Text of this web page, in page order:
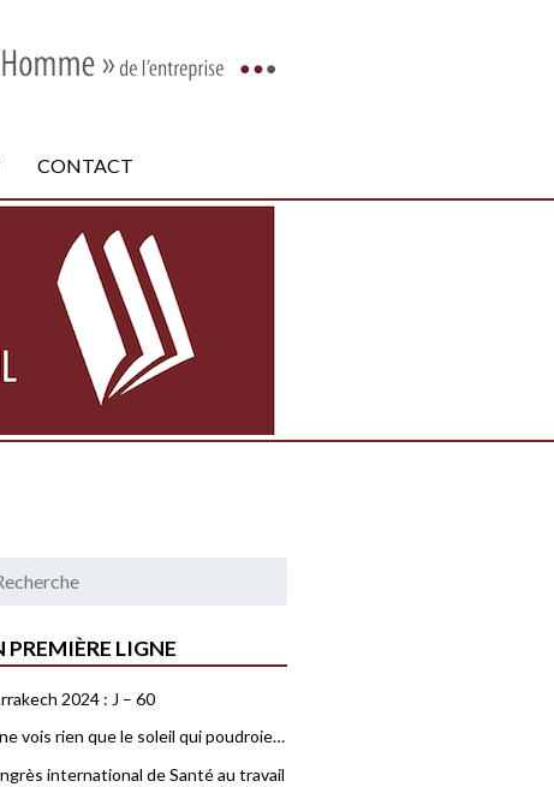
CONTACT
PREMIÈRE LIGNE
2024 : J – 60
vois rien que le soleil qui poudroie…
international de Santé au travail